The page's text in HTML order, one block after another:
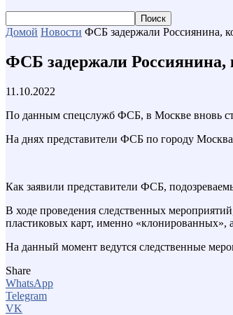
Домой Новости ФСБ задержали Россиянина,
ФСБ задержали
11.10.2022
По данным спецслужб ФСБ, в Москве вновь
На днях представители ФСБ по городу
Как заявили представители ФСБ,
В ходе проведения следственных
пластиковых карт, именно «клонированных»,
На данный момент ведутся следственные
Share
WhatsApp
Telegram
VK